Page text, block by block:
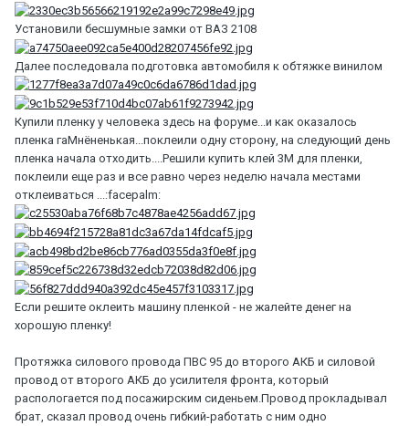
Установили бесшумные замки от ВАЗ 2108
Далее последовала подготовка автомобиля к обтяжке винилом
Купили пленку у человека здесь на форуме...и как оказалось
пленка гаМнёненькая...поклеили одну сторону, на следующий день
пленка начала отходить....Решили купить клей 3М для пленки,
поклеили еще раз и все равно через неделю начала местами
отклеиваться ...:facepalm:
Если решите оклеить машину пленкой - не жалейте денег на
хорошую пленку!
Протяжка силового провода ПВС 95 до второго АКБ и силовой
провод от второго АКБ до усилителя фронта, который
распологается под посажирским сиденьем.Провод прокладывал
брат, сказал провод очень гибкий-работать с ним одно